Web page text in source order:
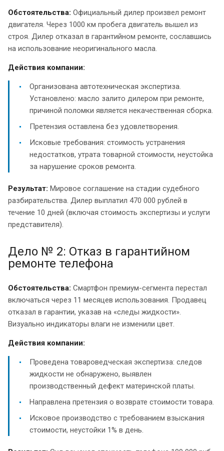
Обстоятельства: Официальный дилер произвел ремонт
двигателя. Через 1000 км пробега двигатель вышел из
строя. Дилер отказал в гарантийном ремонте, сославшись
на использование неоригинального масла.
Действия компании:
Организована автотехническая экспертиза.
Установлено: масло залито дилером при ремонте,
причиной поломки является некачественная сборка.
Претензия оставлена без удовлетворения.
Исковые требования: стоимость устранения
недостатков, утрата товарной стоимости, неустойка
за нарушение сроков ремонта.
Результат: Мировое соглашение на стадии судебного
разбирательства. Дилер выплатил 470 000 рублей в
течение 10 дней (включая стоимость экспертизы и услуги
представителя).
Дело № 2: Отказ в гарантийном
ремонте телефона
Обстоятельства: Смартфон премиум-сегмента перестал
включаться через 11 месяцев использования. Продавец
отказал в гарантии, указав на «следы жидкости».
Визуально индикаторы влаги не изменили цвет.
Действия компании:
Проведена товароведческая экспертиза: следов
жидкости не обнаружено, выявлен
производственный дефект материнской платы.
Направлена претензия о возврате стоимости товара.
Исковое производство с требованием взыскания
стоимости, неустойки 1% в день.